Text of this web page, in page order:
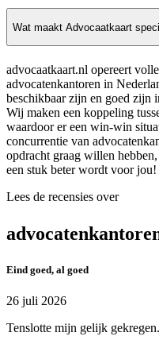
Wat maakt Advocaatkaart
advocaatkaart.nl opereert
advocatenkantoren in
beschikbaar zijn en goed zijn
Wij maken een koppeling
waardoor er een win-win
concurrentie van
opdracht graag willen
een stuk beter wordt voor jou!
Lees de recensies over
Eind goed, al goed
26 juli 2026
Tenslotte mijn gelijk gekregen.